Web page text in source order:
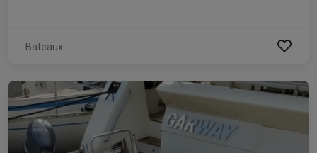
Bateaux